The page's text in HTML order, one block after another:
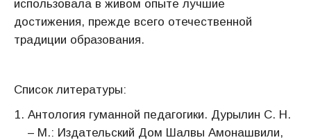
использовала в живом опыте лучшие
достижения, прежде всего отечественной
традиции образования.
Список литературы:
Антология гуманной педагогики. Дурылин С. Н.
– М.: Издательский Дом Шалвы Амонашвили,